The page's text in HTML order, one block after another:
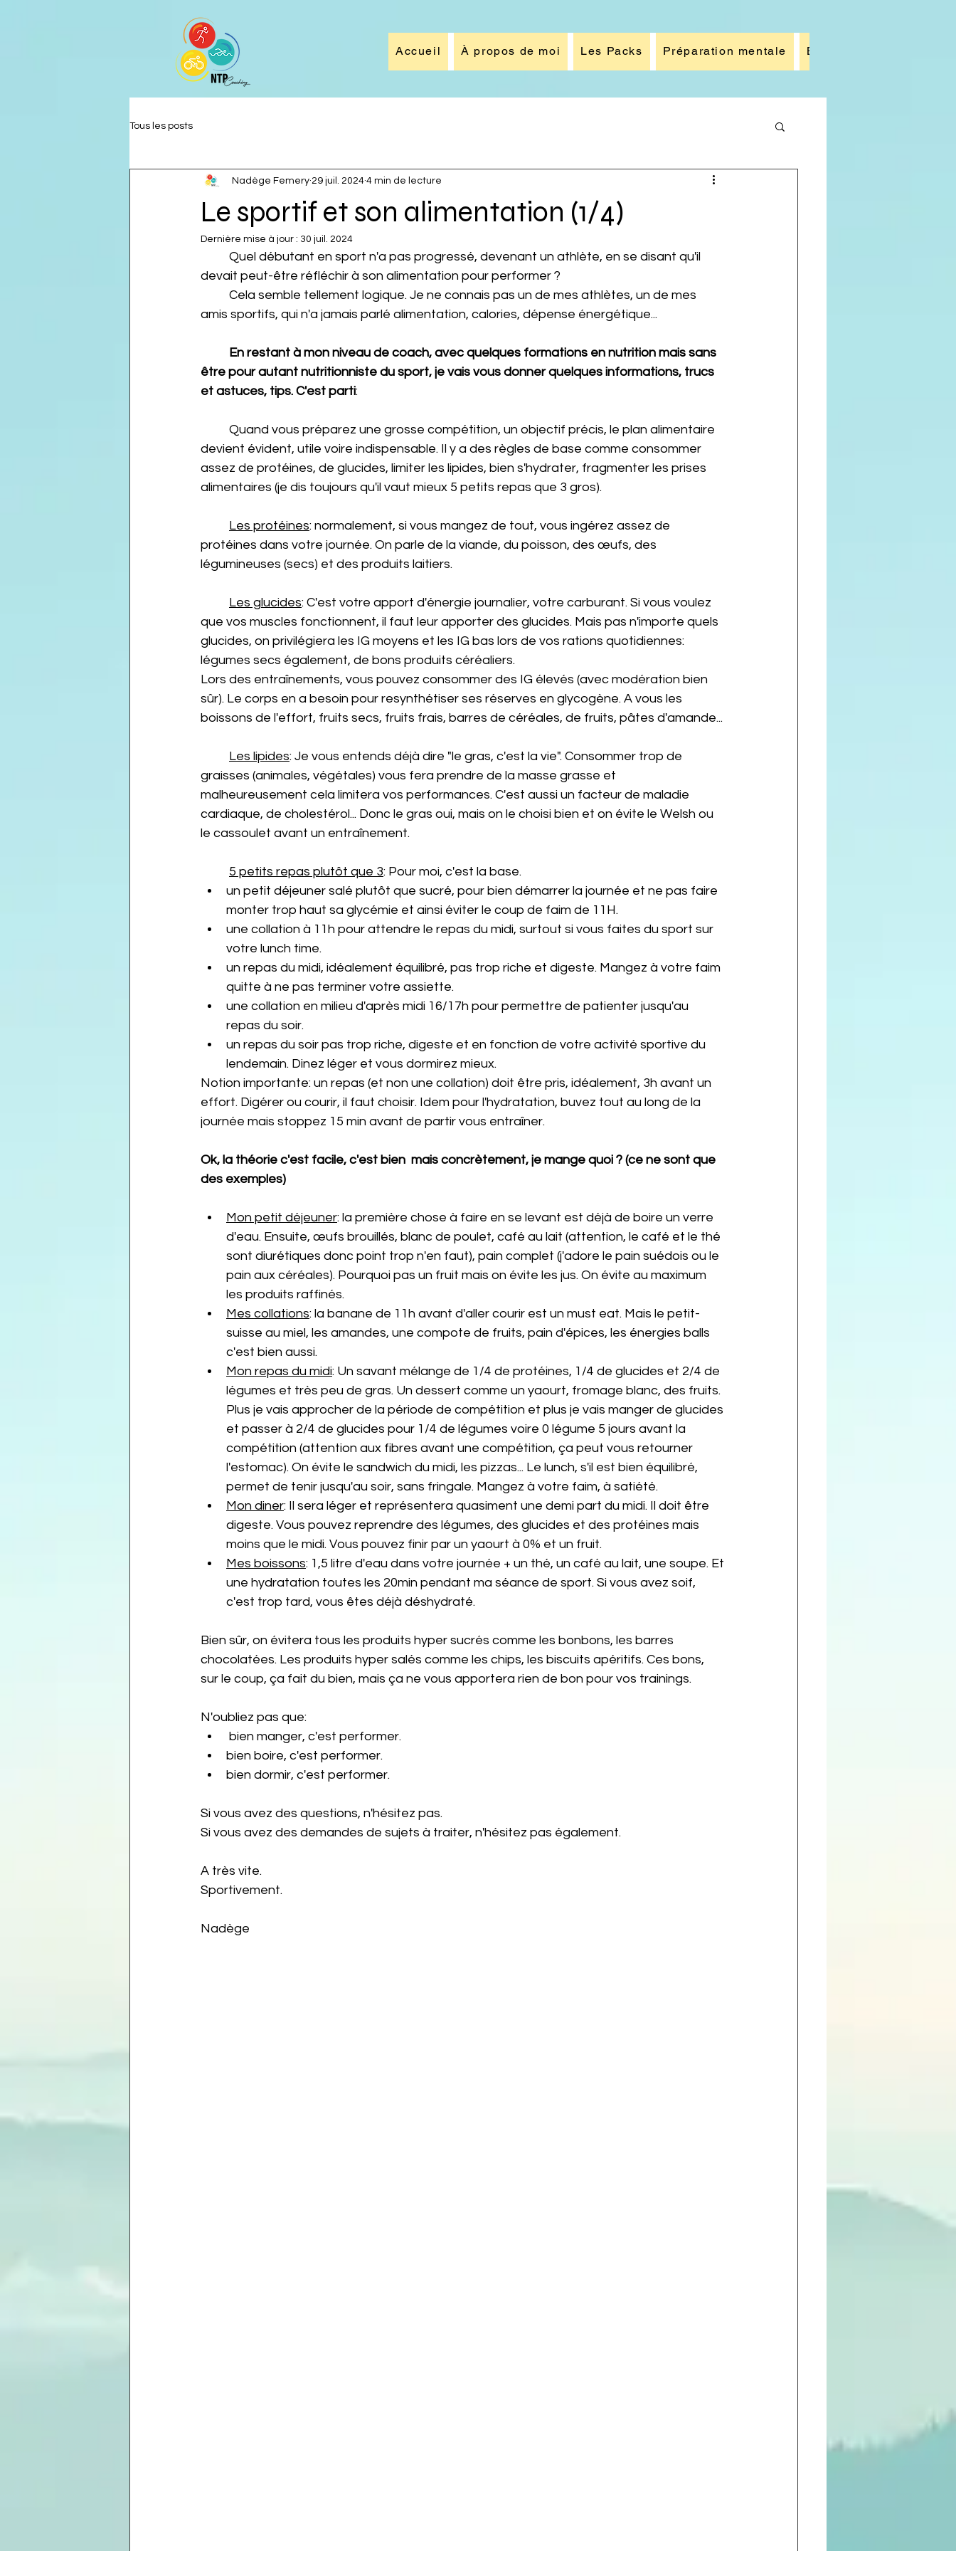
Accueil À propos de moi Les Packs Préparation mentale Blog
Tous les posts
Le sportif et son alimentation (1/4)
Nadège Femery 29 juil. 2024 4 min de lecture
Dernière mise à jour : 30 juil. 2024
devait peut-être réfléchir à son alimentation pour performer ?
amis sportifs, qui n'a jamais parlé alimentation, calories, dépense énergétique...
En restant à mon niveau de coach, avec quelques formations en nutrition mais sans
être pour autant nutritionniste du sport, je vais vous donner quelques informations, trucs
et astuces, tips. C'est parti:
devient évident, utile voire indispensable. Il y a des règles de base comme consommer
assez de protéines, de glucides, limiter les lipides, bien s'hydrater, fragmenter les prises
alimentaires (je dis toujours qu'il vaut mieux 5 petits repas que 3 gros).
Les protéines: normalement, si vous mangez de tout, vous ingérez assez de
protéines dans votre journée. On parle de la viande, du poisson, des œufs, des
légumineuses (secs) et des produits laitiers.
Les glucides: C'est votre apport d'énergie journalier, votre carburant. Si vous voulez
que vos muscles fonctionnent, il faut leur apporter des glucides. Mais pas n'importe quels
glucides, on privilégiera les IG moyens et les IG bas lors de vos rations quotidiennes:
légumes secs également, de bons produits céréaliers.
Lors des entraînements, vous pouvez consommer des IG élevés (avec modération bien
sûr). Le corps en a besoin pour resynthétiser ses réserves en glycogène. A vous les
boissons de l'effort, fruits secs, fruits frais, barres de céréales, de fruits, pâtes d'amande...
Les lipides: Je vous entends déjà dire "le gras, c'est la vie". Consommer trop de
graisses (animales, végétales) vous fera prendre de la masse grasse et
malheureusement cela limitera vos performances. C'est aussi un facteur de maladie
cardiaque, de cholestérol... Donc le gras oui, mais on le choisi bien et on évite le Welsh ou
le cassoulet avant un entraînement.
5 petits repas plutôt que 3: Pour moi, c'est la base.
un petit déjeuner salé plutôt que sucré, pour bien démarrer la journée et ne pas faire
monter trop haut sa glycémie et ainsi éviter le coup de faim de 11H.
une collation à 11h pour attendre le repas du midi, surtout si vous faites du sport sur
votre lunch time.
un repas du midi, idéalement équilibré, pas trop riche et digeste. Mangez à votre faim
quitte à ne pas terminer votre assiette.
une collation en milieu d'après midi 16/17h pour permettre de patienter jusqu'au
repas du soir.
un repas du soir pas trop riche, digeste et en fonction de votre activité sportive du
lendemain. Dinez léger et vous dormirez mieux.
Notion importante: un repas (et non une collation) doit être pris, idéalement, 3h avant un
effort. Digérer ou courir, il faut choisir. Idem pour l'hydratation, buvez tout au long de la
journée mais stoppez 15 min avant de partir vous entraîner.
Ok, la théorie c'est facile, c'est bien  mais concrètement, je mange quoi ? (ce ne sont que
des exemples)
Mon petit déjeuner: la première chose à faire en se levant est déjà de boire un verre
d'eau. Ensuite, œufs brouillés, blanc de poulet, café au lait (attention, le café et le thé
sont diurétiques donc point trop n'en faut), pain complet (j'adore le pain suédois ou le
pain aux céréales). Pourquoi pas un fruit mais on évite les jus. On évite au maximum
les produits raffinés.
Mes collations: la banane de 11h avant d'aller courir est un must eat. Mais le petit-
suisse au miel, les amandes, une compote de fruits, pain d'épices, les énergies balls
c'est bien aussi.
Mon repas du midi: Un savant mélange de 1/4 de protéines, 1/4 de glucides et 2/4 de
légumes et très peu de gras. Un dessert comme un yaourt, fromage blanc, des fruits.
Plus je vais approcher de la période de compétition et plus je vais manger de glucides
et passer à 2/4 de glucides pour 1/4 de légumes voire 0 légume 5 jours avant la
compétition (attention aux fibres avant une compétition, ça peut vous retourner
l'estomac). On évite le sandwich du midi, les pizzas... Le lunch, s'il est bien équilibré,
permet de tenir jusqu'au soir, sans fringale. Mangez à votre faim, à satiété.
Mon diner: Il sera léger et représentera quasiment une demi part du midi. Il doit être
digeste. Vous pouvez reprendre des légumes, des glucides et des protéines mais
moins que le midi. Vous pouvez finir par un yaourt à 0% et un fruit.
Mes boissons: 1,5 litre d'eau dans votre journée + un thé, un café au lait, une soupe. Et
une hydratation toutes les 20min pendant ma séance de sport. Si vous avez soif,
c'est trop tard, vous êtes déjà déshydraté.
Bien sûr, on évitera tous les produits hyper sucrés comme les bonbons, les barres
chocolatées. Les produits hyper salés comme les chips, les biscuits apéritifs. Ces bons,
sur le coup, ça fait du bien, mais ça ne vous apportera rien de bon pour vos trainings.
N'oubliez pas que:
bien manger, c'est performer.
bien boire, c'est performer.
bien dormir, c'est performer.
Si vous avez des questions, n'hésitez pas.
Si vous avez des demandes de sujets à traiter, n'hésitez pas également.
A très vite.
Sportivement.
Nadège